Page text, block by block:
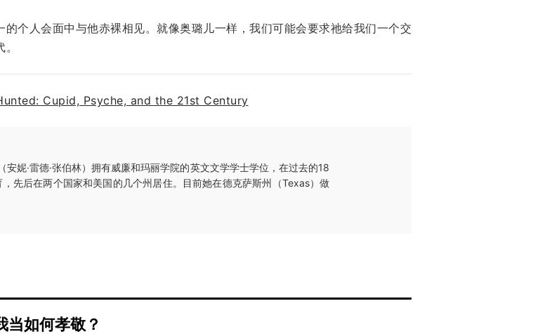
个人会面中与他赤裸相见。就像奥璐儿一样，我们可能会要求祂给我们一个交
Cupid, Psyche, and the 21st Century
（安妮·雷德·张伯林）拥有威廉和玛丽学院的英文文学学士学位，在过去的18
先后在两个国家和美国的几个州居住。目前她在德克萨斯州（Texas）做
当如何孝敬？